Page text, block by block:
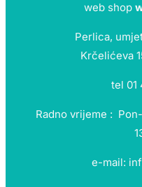
web shop
Perlica,
Krčelićeva
tel 01
Radno vrijeme :
e-mail: